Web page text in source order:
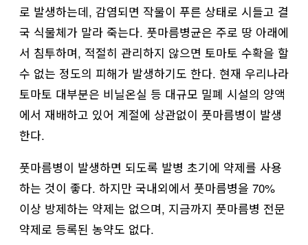
로 발생하는데, 감염되면 작물이 푸른 상태로 시들고 결
국 식물체가 말라 죽는다. 풋마름병균은 주로 땅 아래에
서 침투하며, 적절히 관리하지 않으면 토마토 수확을 할
수 없는 정도의 피해가 발생하기도 한다. 현재 우리나라
토마토 대부분은 비닐온실 등 대규모 밀폐 시설의 양액
에서 재배하고 있어 계절에 상관없이 풋마름병이 발생
한다.
풋마름병이 발생하면 되도록 발병 초기에 약제를 사용
하는 것이 좋다. 하지만 국내외에서 풋마름병을 70%
이상 방제하는 약제는 없으며, 지금까지 풋마름병 전문
약제로 등록된 농약도 없다.